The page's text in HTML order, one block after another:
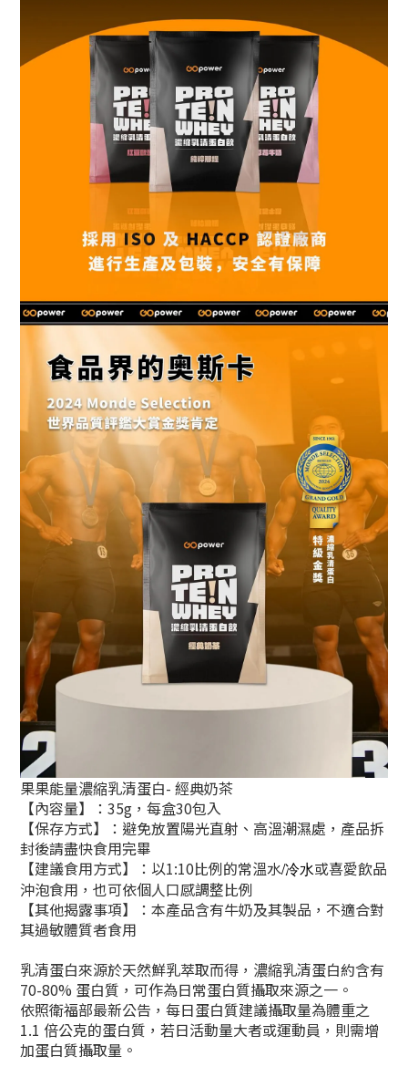
果果能量濃縮乳清蛋白- 經典奶茶
【內容量】：35g，每盒30包入
【保存方式】：避免放置陽光直射、高溫潮濕處，產品拆
封後請盡快食用完畢
【建議食用方式】：以1:10比例的常溫水/冷水或喜愛飲品
沖泡食用，也可依個人口感調整比例
【其他揭露事項】：本產品含有牛奶及其製品，不適合對
其過敏體質者食用
乳清蛋白來源於天然鮮乳萃取而得，濃縮乳清蛋白約含有
70-80% 蛋白質，可作為日常蛋白質攝取來源之一。
依照衛福部最新公告，每日蛋白質建議攝取量為體重之
1.1 倍公克的蛋白質，若日活動量大者或運動員，則需增
加蛋白質攝取量。